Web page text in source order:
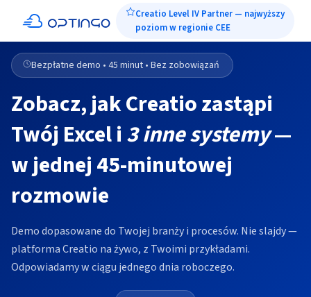
Creatio Level IV Partner — najwyższy
poziom w regionie CEE
Bezpłatne demo • 45 minut • Bez zobowiązań
Zobacz, jak Creatio zastąpi
Twój Excel i3 inne systemy—
w jednej 45-minutowej
rozmowie
Demo dopasowane do Twojej branży i procesów. Nie slajdy —
platforma Creatio na żywo, z Twoimi przykładami.
Odpowiadamy w ciągu jednego dnia roboczego.